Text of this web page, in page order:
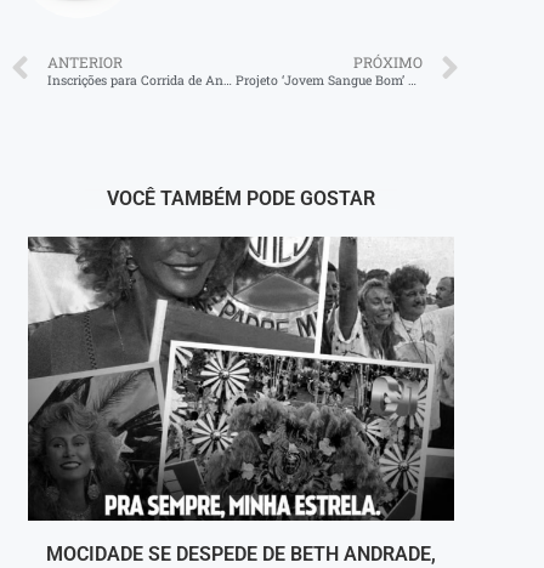
ANTERIOR PRÓXIMO
VOCÊ TAMBÉM PODE GOSTAR
MOCIDADE SE DESPEDE DE BETH ANDRADE,